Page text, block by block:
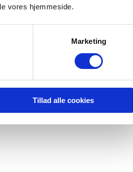
vores hjemmeside.
Marketing
Tillad alle cookies